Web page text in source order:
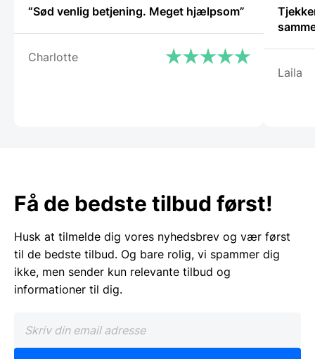
“Sød venlig betjening. Meget hjælpsom”
Charlotte
Laila
Få de bedste tilbud først!
Husk at tilmelde dig vores nyhedsbrev og vær først
til de bedste tilbud. Og bare rolig, vi spammer dig
ikke, men sender kun relevante tilbud og
informationer til dig.